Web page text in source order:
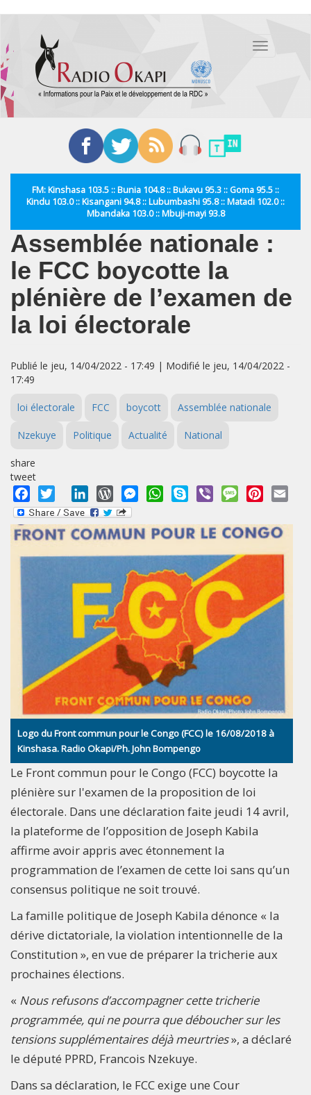
contenu
principal
Toggle
FM: Kinshasa 103.5 :: Bunia 104.8 :: Bukavu 95.3 :: Goma 95.5 ::
Kindu 103.0 :: Kisangani 94.8 :: Lubumbashi 95.8 :: Matadi 102.0 ::
Mbandaka 103.0 :: Mbuji-mayi 93.8
Assemblée nationale :
le FCC boycotte la
plénière de l’examen de
la loi électorale
Publié le jeu, 14/04/2022 - 17:49 | Modifié le jeu, 14/04/2022 -
17:49
loi électorale FCC boycott Assemblée nationale
Nzekuye Politique Actualité National
share
tweet
Facebook
Twitter LinkedInWordPressMessengerWhatsApp
Skype Viber MessagePinterest
Logo du Front commun pour le Congo (FCC) le 16/08/2018 à
Kinshasa. Radio Okapi/Ph. John Bompengo
Le Front commun pour le Congo (FCC) boycotte la
plénière sur l'examen de la proposition de loi
électorale. Dans une déclaration faite jeudi 14 avril,
la plateforme de l’opposition de Joseph Kabila
affirme avoir appris avec étonnement la
programmation de l’examen de cette loi sans qu’un
consensus politique ne soit trouvé.
La famille politique de Joseph Kabila dénonce « la
dérive dictatoriale, la violation intentionnelle de la
Constitution », en vue de préparer la tricherie aux
prochaines élections.
« Nous refusons d’accompagner cette tricherie
programmée, qui ne pourra que déboucher sur les
tensions supplémentaires déjà meurtries», a déclaré
le député PPRD, Francois Nzekuye.
Dans sa déclaration, le FCC exige une Cour